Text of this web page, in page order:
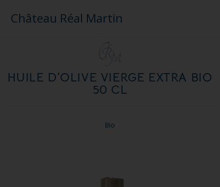
Château Réal Martin
HUILE D’OLIVE​ VIERGE EXTRA BIO
50 CL
Bio